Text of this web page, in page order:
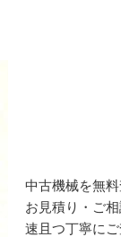
中古機械を無
お見積り・ご
速且つ丁寧にご